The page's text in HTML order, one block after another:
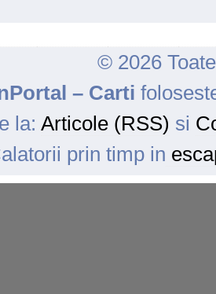
© 2026
– Carti
la: Articole (RSS) si
prin timp in